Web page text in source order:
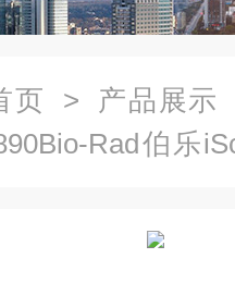
页 > 产品展示
Rad伯乐